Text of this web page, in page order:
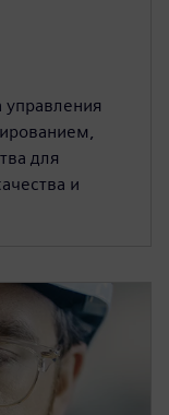
управления
для
и